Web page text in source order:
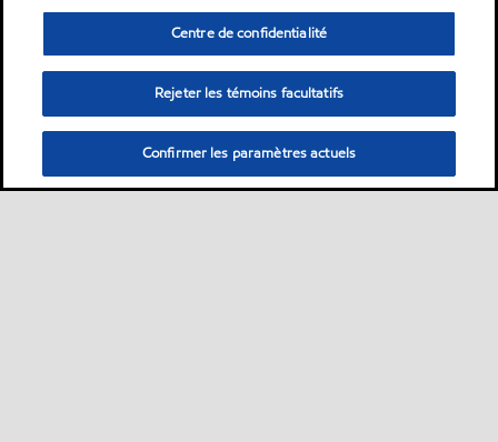
Centre de confidentialité
Rejeter les témoins facultatifs
Confirmer les paramètres actuels